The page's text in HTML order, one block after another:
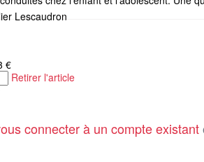
Lescaudron
€
Retirer l'article
connecter à un compte existant